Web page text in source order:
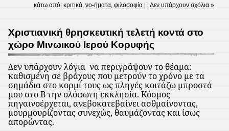
κάτω από:κριτικά,νο-ήματα,φιλοσοφία | |Δεν υπάρχουν σχόλια »
Χριστιανική θρησκευτική τελετή κοντά στο
χώρο Μινωικού Ιερού Κορυφής
Δεν υπάρχουν λόγια να περιγράψουν το θέαμα:
καθισμένη σε βράχους που μετρούν το χρόνο με τα
σημάδια στο κορμί τους ως πληγές κοιτάζω μπροστά
μου στο Β την ολόφωτη εκκλησία. Κόσμος
πηγαινοέρχεται, ανεβοκατεβαίνει ασθμαίνοντας,
μουρμουρίζοντας συνεχώς, θαυμάζοντας και ίσως
απορώντας.